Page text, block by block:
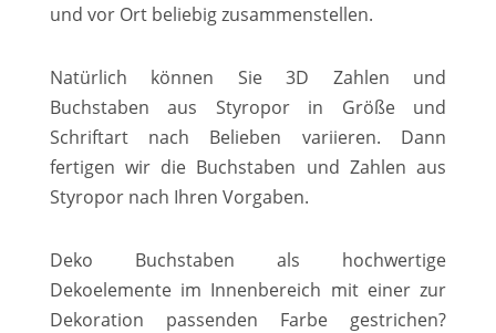
und vor Ort beliebig zusammenstellen.
Natürlich können Sie 3D Zahlen und
Buchstaben aus Styropor in Größe und
Schriftart nach Belieben variieren. Dann
fertigen wir die Buchstaben und Zahlen aus
Styropor nach Ihren Vorgaben.
Deko Buchstaben als hochwertige
Dekoelemente im Innenbereich mit einer zur
Dekoration passenden Farbe gestrichen?